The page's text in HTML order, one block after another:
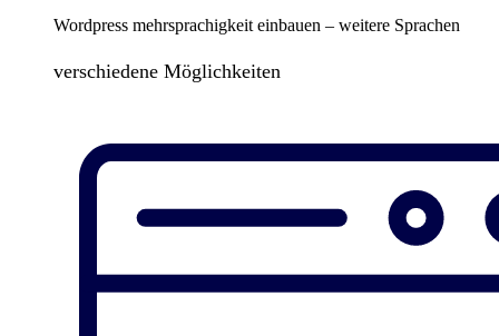
Wordpress mehrsprachigkeit einbauen – weitere Sprachen
verschiedene Möglichkeiten